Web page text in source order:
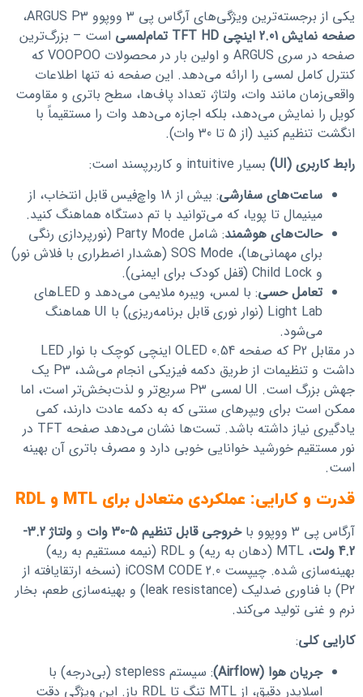
یکی از برجسته‌ترین ویژگی‌های آرگاس پی 3 ووپوو ARGUS P3،
صفحه نمایش 2.01 اینچی TFT HD تمام‌لمسی
است – بزرگ‌ترین
صفحه در سری ARGUS و اولین بار در محصولات VOOPOO که
کنترل کامل لمسی را ارائه می‌دهد. این صفحه نه تنها اطلاعات
واقعی‌زمان مانند وات، ولتاژ، تعداد پاف‌ها، سطح باتری و مقاومت
کویل را نمایش می‌دهد، بلکه اجازه می‌دهد وات را مستقیماً با
انگشت تنظیم کنید (از 5 تا 30 وات).
رابط کاربری (UI)
بسیار intuitive و کاربرپسند است:
ساعت‌های سفارشی
: بیش از 18 واچ‌فیس قابل انتخاب، از
مینیمال تا پویا، که می‌توانید با تم دستگاه هماهنگ کنید.
حالت‌های هوشمند
: شامل Party Mode (نورپردازی رنگی
برای مهمانی‌ها)، SOS Mode (هشدار اضطراری با فلاش نور)
و Child Lock (قفل کودک برای ایمنی).
تعامل حسی
: با لمس، ویبره ملایمی می‌دهد و LEDهای
Light Lab (نوار نوری قابل برنامه‌ریزی) با UI هماهنگ
می‌شود.
در مقابل P2 که صفحه OLED 0.54 اینچی کوچک با نوار LED
داشت و تنظیمات از طریق دکمه فیزیکی انجام می‌شد، P3 یک
جهش بزرگ است. UI لمسی P3 سریع‌تر و لذت‌بخش‌تر است، اما
ممکن است برای ویپرهای سنتی که به دکمه عادت دارند، کمی
یادگیری نیاز داشته باشد. تست‌ها نشان می‌دهد صفحه TFT در
نور مستقیم خورشید خوانایی خوبی دارد و مصرف باتری آن بهینه
است.
قدرت و کارایی: عملکردی متعادل برای MTL و RDL
آرگاس پی 3 ووپوو با خروجی قابل تنظیم 5-30 وات و
ولتاژ 3.2-
4.2 ولت
، MTL (دهان به ریه) و RDL (نیمه مستقیم به ریه)
بهینه‌سازی شده. چیپست iCOSM CODE 2.0 (نسخه ارتقایافته از
P2) با فناوری ضدلیک (leak resistance) و بهینه‌سازی طعم، بخار
نرم و غنی تولید می‌کند.
کارایی کلی:
جریان هوا (Airflow)
: سیستم stepless (بی‌درجه) با
اسلایدر دقیق، از MTL تنگ تا RDL باز. این ویژگی دقت